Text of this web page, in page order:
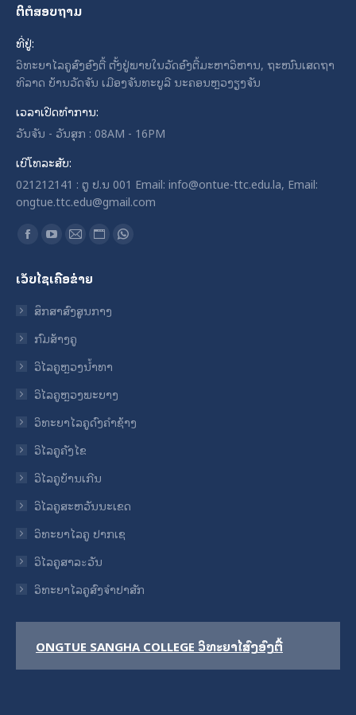
ຕິຕໍສອບຖາມ
ທີ່ຢູ່:
ວິທະຍາໄລຄູສົງອົງຕື້ ຕັ້ງຢູ່ພາຍໃນວັດອົງຕື້ມະຫາວິຫານ, ຖະໜົນເສດຖາ
ທິລາດ ບ້ານວັດຈັນ ເມືອງຈັນທະບູລີ ນະຄອນຫຼວງຽງຈັນ
ເວລາເປີດທໍາການ:
ວັນຈັນ - ວັນສຸກ : 08AM - 16PM
ເບີໂທລະສັບ:
021212141 : ຕູ ປ.ນ 001 Email: info@ontue-ttc.edu.la, Email:
ongtue.ttc.edu@gmail.com
Find us on:
Facebook
opens
in
window
YouTube
opens
in
window
Mail
opens
in
window
Website
in
Whatsapp
ເວັບໄຊເຄືອຂ່າຍ
ສຶກສາສົງສູນກາງ
ກົມສ້າງຄູ
ວິໄລຄູຫຼວງນ້ຳທາ
ວິໄລຄູຫຼວງພະບາງ
ວິທະຍາໄລຄູດົງຄໍາຊ້າງ
ວິໄລຄູຄັງໄຂ
ວິໄລຄູບ້ານເກີນ
ວິໄລຄູສະຫວັນນະເຂດ
ວິທະຍາໄລຄູ ປາກເຊ
ວິໄລຄູສາລะວັນ
ວິທະຍາໄລຄູສົງຈໍາປາສັກ
ONGTUE SANGHA COLLEGE ວິທະຍາໄລສົງອົງຕື້